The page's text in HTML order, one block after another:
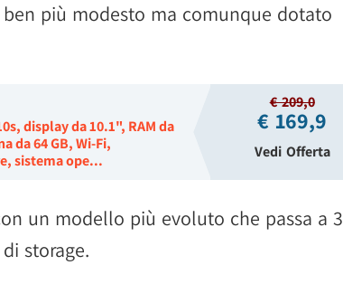
più modesto ma comunque dotato
display da 10.1", RAM da
da 64 GB, Wi-Fi,
sistema ope...
€ 209,0
€ 169,9
Vedi Offerta
un modello più evoluto che passa a 3
storage.